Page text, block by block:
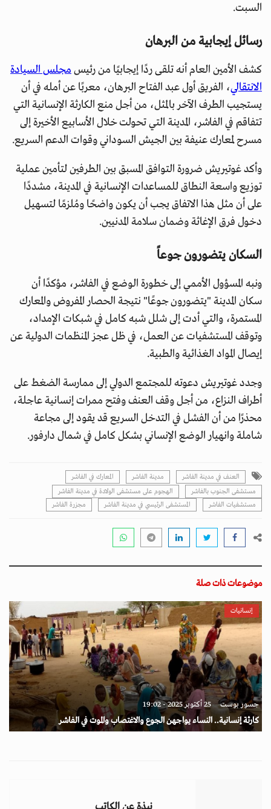
السبت.
رسائل إيجابية من البرهان
كشف الأمين العام أنه تلقى ردًا إيجابيًا من رئيسمجلس السيادة
الانتقالي، الفريق أول عبد الفتاح البرهان، معربًا عن أمله في أن
يستجيب الطرف الآخر بالمثل، من أجل منع الكارثة الإنسانية التي
تتفاقم في الفاشر، المدينة التي تحولت خلال الأسابيع الأخيرة إلى
مسرح لمعارك عنيفة بين الجيش السوداني وقوات الدعم السريع.
وأكد غوتيريش ضرورة التوافق المسبق بين الطرفين لتأمين عملية
توزيع واسعة النطاق للمساعدات الإنسانية في المدينة، مشددًا
على أن مثل هذا الاتفاق يجب أن يكون واضحًا ومُلزمًا لتسهيل
دخول فرق الإغاثة وضمان سلامة المدنيين.
السكان يتضورون جوعاً
ونبه المسؤول الأممي إلى خطورة الوضع في الفاشر، مؤكدًا أن
سكان المدينة "يتضورون جوعًا" نتيجة الحصار المفروض والمعارك
المستمرة، والتي أدت إلى شلل شبه كامل في شبكات الإمداد،
وتوقف المستشفيات عن العمل، في ظل عجز المنظمات الدولية عن
إيصال المواد الغذائية والطبية.
وجدد غوتيريش دعوته للمجتمع الدولي إلى ممارسة الضغط على
أطراف النزاع، من أجل وقف العنف وفتح ممرات إنسانية عاجلة،
محذرًا من أن الفشل في التدخل السريع قد يقود إلى مجاعة
شاملة وانهيار الوضع الإنساني بشكل كامل في شمال دارفور.
العنف في مدينة الفاشر مدينة الفاشر
المعارك في الفاشر
مستشفى الجنوب بالفاشر
الهجوم على مستشفى الولادة في مدينة الفاشر
مستشفيات الفاشر
المستشفى الرئيسي في مدينة الفاشر مجزرة الفاشر
موضوعات ذات صلة
إنسانيات
جسور بوست 25 أكتوبر 2025 - 19:02
كارثة إنسانية.. النساء يواجهن الجوع والاغتصاب والموت في الفاشر